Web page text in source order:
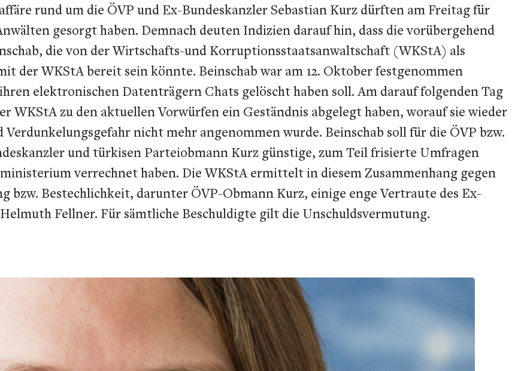
rund um die ÖVP und Ex-Bundeskanzler Sebastian Kurz dürften am Freitag für
gesorgt haben. Demnach deuten Indizien darauf hin, dass die vorübergehend
die von der Wirtschafts-und Korruptionsstaatsanwaltschaft (WKStA) als
der WKStA bereit sein könnte. Beinschab war am 12. Oktober festgenommen
elektronischen Datenträgern Chats gelöscht haben soll. Am darauf folgenden Tag
WKStA zu den aktuellen Vorwürfen ein Geständnis abgelegt haben, worauf sie wieder
nicht mehr angenommen wurde. Beinschab soll für die ÖVP bzw.
und türkisen Parteiobmann Kurz günstige, zum Teil frisierte Umfragen
verrechnet haben. Die WKStA ermittelt in diesem Zusammenhang gegen
bzw. Bestechlichkeit, darunter ÖVP-Obmann Kurz, einige enge Vertraute des Ex-
Fellner. Für sämtliche Beschuldigte gilt die Unschuldsvermutung.